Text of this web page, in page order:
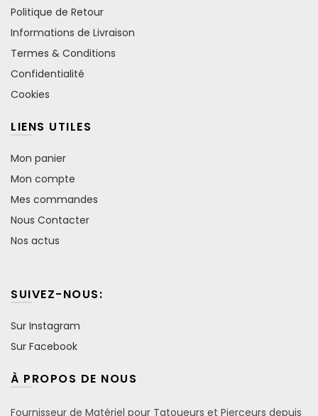
Politique de Retour
Informations de Livraison
Termes & Conditions
Confidentialité
Cookies
LIENS UTILES
Mon panier
Mon compte
Mes commandes
Nous Contacter
Nos actus
SUIVEZ-NOUS:
Sur Instagram
Sur Facebook
À PROPOS DE NOUS
Fournisseur de Matériel pour Tatoueurs et Pierçeurs depuis